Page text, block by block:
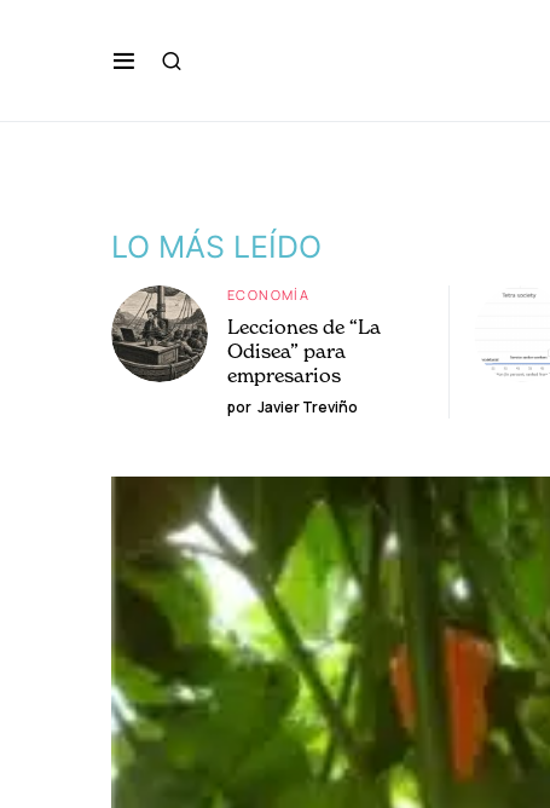
LO MÁS LEÍDO
ECONOMÍA
Lecciones de “La
Odisea” para
empresarios
por Javier Treviño